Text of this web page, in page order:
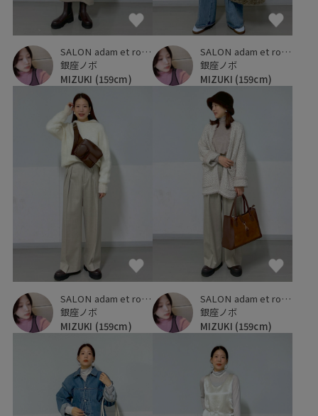
SALON adam et ropé
銀座ノボ
MIZUKI (159cm)
SALON adam et ropé
銀座ノボ
MIZUKI (159cm)
SALON adam et ropé
銀座ノボ
MIZUKI (159cm)
SALON adam et ropé
銀座ノボ
MIZUKI (159cm)